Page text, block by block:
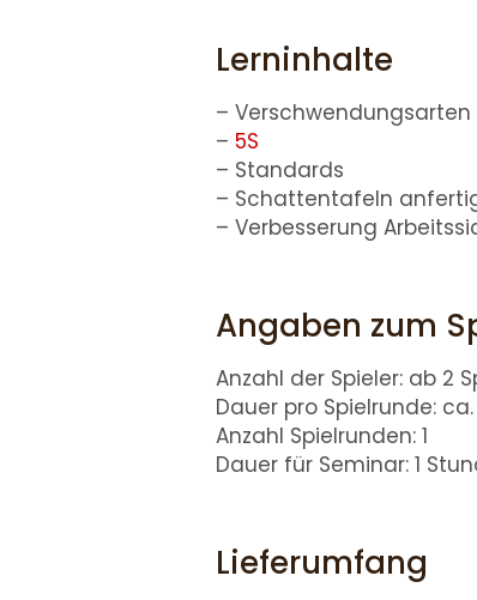
Lerninhalte
– Verschwendungsarten
–5S
– Standards
– Schattentafeln
– Verbesserung
Angaben zum
Anzahl der Spieler: ab 2
Dauer pro Spielrunde: ca.
Anzahl Spielrunden: 1
Dauer für Seminar: 1
Lieferumfang